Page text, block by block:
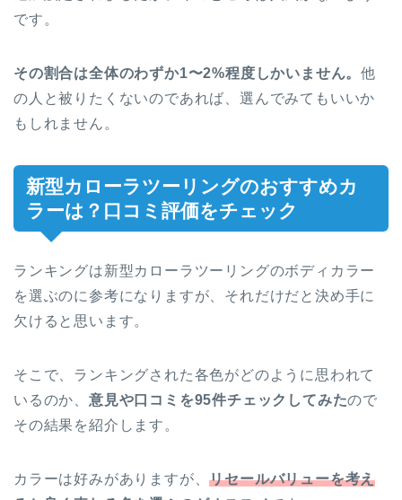
です。
その割合は全体のわずか1〜2%程度しかいません。他
の人と被りたくないのであれば、選んでみてもいいか
もしれません。
新型カローラツーリングのおすすめカ
ラーは？口コミ評価をチェック
ランキングは新型カローラツーリングのボディカラー
を選ぶのに参考になりますが、それだけだと決め手に
欠けると思います。
そこで、ランキングされた各色がどのように思われて
いるのか、 意見や口コミを95件チェックしてみたので
その結果を紹介します。
カラーは好みがありますが、リセールバリューを考え